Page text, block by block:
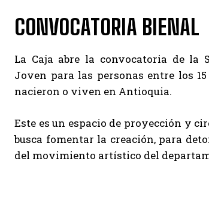
CONVOCATORIA BIENAL
La Caja abre la convocatoria de la
Joven para las personas entre los
nacieron o viven en Antioquia.
Este es un espacio de proyección y
busca fomentar la creación, para
del movimiento artístico del